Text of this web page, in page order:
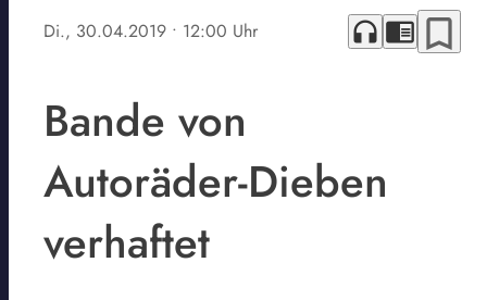
Di., 30.04.2019 • 12:00 Uhr headphones chrome_reader_mode bookmark_border
Bande von
Autoräder-Dieben
verhaftet